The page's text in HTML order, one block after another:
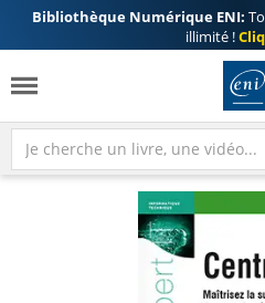
Bibliothèque Numérique ENI:
illimité !